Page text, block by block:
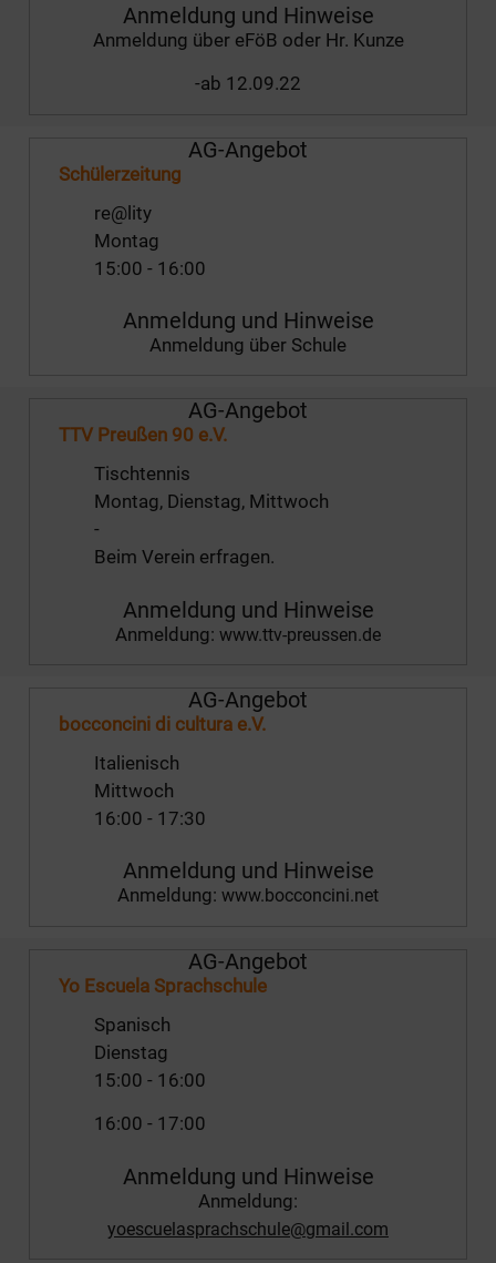
Anmeldung und Hinweise
Anmeldung über eFöB oder Hr. Kunze
-ab 12.09.22
AG-Angebot
Schülerzeitung
re@lity
Montag
15:00 - 16:00
Anmeldung und Hinweise
Anmeldung über Schule
AG-Angebot
TTV Preußen 90 e.V.
Tischtennis
Montag, Dienstag, Mittwoch
-
Beim Verein erfragen.
Anmeldung und Hinweise
Anmeldung: www.ttv-preussen.de
AG-Angebot
bocconcini di cultura e.V.
Italienisch
Mittwoch
16:00 - 17:30
Anmeldung und Hinweise
Anmeldung: www.bocconcini.net
AG-Angebot
Yo Escuela Sprachschule
Spanisch
Dienstag
15:00 - 16:00
16:00 - 17:00
Anmeldung und Hinweise
Anmeldung:
yoescuelasprachschule@gmail.com